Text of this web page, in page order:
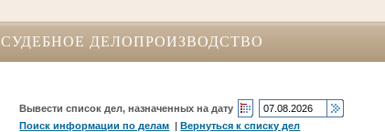
СУДЕБНОЕ ДЕЛОПРОИЗВОДСТВО
Вывести список дел, назначенных на дату
Поиск информации по делам |Вернуться к списку дел